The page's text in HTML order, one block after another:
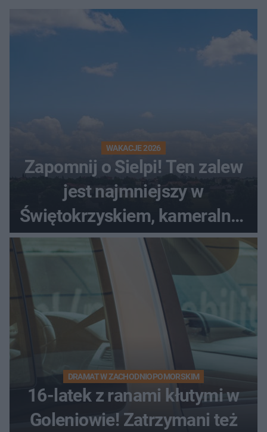
WAKACJE 2026
Zapomnij o Sielpi! Ten zalew
jest najmniejszy w
Świętokrzyskiem, kameralny i
bez tłumów
DRAMAT W ZACHODNIOPOMORSKIM
16-latek z ranami kłutymi w
Goleniowie! Zatrzymani też